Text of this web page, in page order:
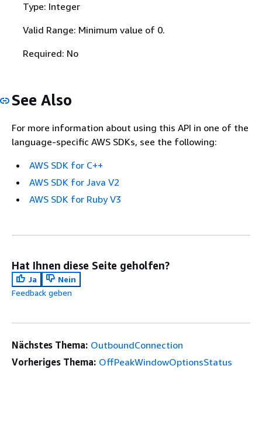
Type: Integer
Valid Range: Minimum value of 0.
Required: No
See Also
For more information about using this API in one of the
language-specific AWS SDKs, see the following:
AWS SDK for C++
AWS SDK for Java V2
AWS SDK for Ruby V3
Hat Ihnen diese Seite geholfen?
Ja
Nein
Feedback geben
Nächstes Thema: OutboundConnection
Vorheriges Thema: OffPeakWindowOptionsStatus